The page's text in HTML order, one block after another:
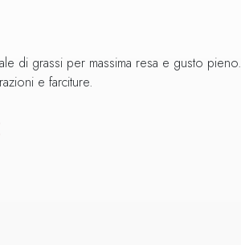
di grassi per massima resa e gusto pieno.
e farciture.